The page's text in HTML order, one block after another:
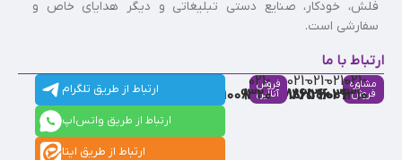
فلش، خودکار، صنایع دستی تبلیغاتی و دیگر هدایای خاص و
سفارشی است.
ارتباط با ما
مشاوره
فروش
021-
91009310
021-
86126036
021-
86126506
021-
88537803
فروش
آنلاین
021-
91009320
ارتباط از طریق تلگرام
ارتباط از طریق واتس‌اپ
ارتباط از طریق ایتا